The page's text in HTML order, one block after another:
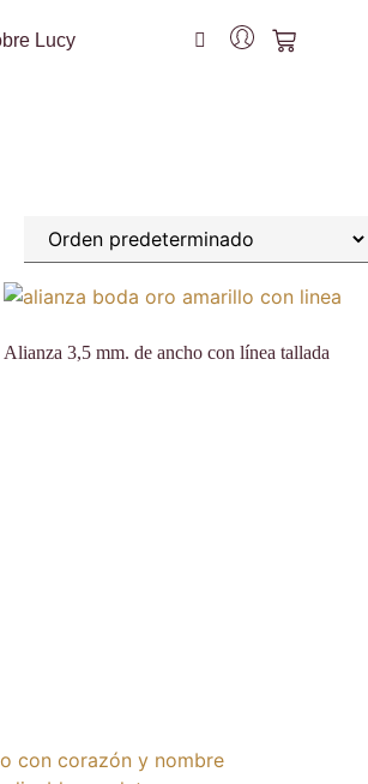
Lucy
Alianza 3,5 mm. de ancho con línea tallada